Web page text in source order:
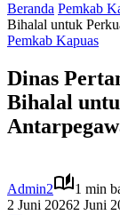
Beranda Pemkab
Bihalal untuk
Pemkab Kapuas
Dinas
Bihalal
Admin2
1 min
2 Juni 20262 Juni